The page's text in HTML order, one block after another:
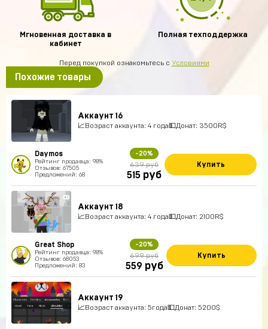
Мгновенная доставка в
кабинет
Полная техподдержка
Перед покупкой ознакомьтесь с Условиями
Похожие товары
Аккаунт 16
📈Возраст аккаунта: 4 года💵Донат: 3500R$
Daymos
Рейтинг продавца: 98%
Отзывов: 67505
Предложений: 68
-20%
639 руб
515 руб
Купить
Аккаунт 18
📈Возраст аккаунта: 4 года💵Донат: 2100R$
Great Shop
Рейтинг продавца: 98%
Отзывов: 68053
Предложений: 83
-20%
699 руб
559 руб
Купить
Аккаунт 19
📈Возраст аккаунта: 5года💵Донат: 5200$